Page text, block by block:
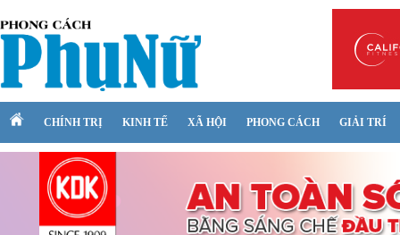
CHÍNH TRỊ KINH TẾ XÃ HỘI PHONG CÁCH GIẢI TRÍ